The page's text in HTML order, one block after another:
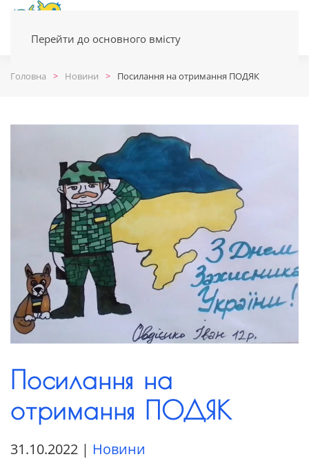
Перейти до основного вмісту
Головна Новини Посилання на отримання ПОДЯК
Посилання на
отримання ПОДЯК
31.10.2022 | Новини